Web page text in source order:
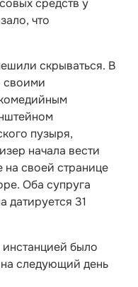
средств у
что
скрываться. В
своими
пузыря,
начала вести
на своей странице
Оба супруга
датируется 31
было
следующий день